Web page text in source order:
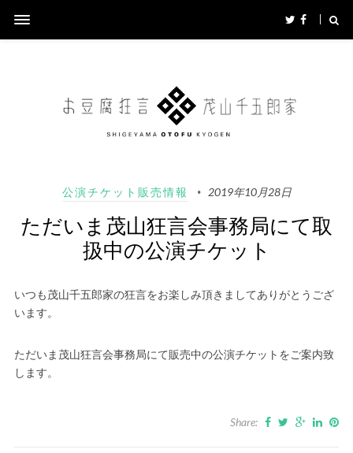
公演チケット販売情報 2019年10月28日
ただいま茂山狂言会事務局にて取
扱中の公演チケット
いつも茂山千五郎家の狂言をお楽しみ頂きましてありがとうござ
います。
ただいま茂山狂言会事務局にて販売中の公演チケットをご案内致
します。
Share: